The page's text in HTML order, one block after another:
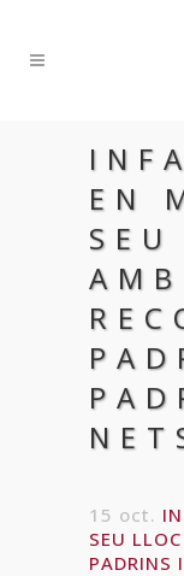
EN
15 oct.
SEU
PADRINS